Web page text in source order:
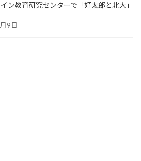
ン教育研究センターで「好太郎と北大」
9日